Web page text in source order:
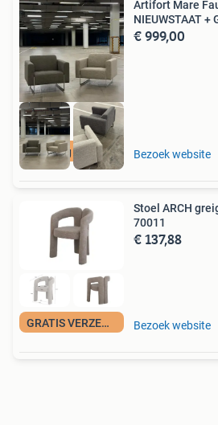
Levering mogelijk
Artifort Mare
NIEUWSTAAT +
€ 999,00
Bezoek website
GRATIS VERZENDING
Stoel ARCH
70011
€ 137,88
Bezoek website